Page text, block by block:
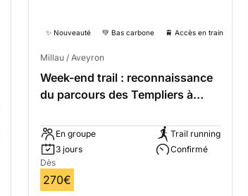
✨ Nouveauté 💚 Bas carbone 🚆 Accès en train
Millau / Aveyron
Week-end trail : reconnaissance
du parcours des Templiers à
En groupe
3 jours
Trail running
Confirmé
Dès
270€